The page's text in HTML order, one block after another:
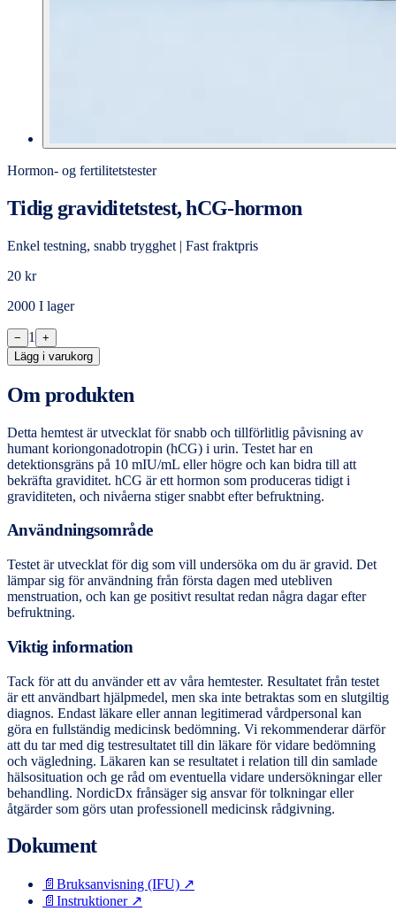
Hormon- og fertilitetstester
Tidig graviditetstest, hCG-hormon
Enkel testning, snabb trygghet | Fast fraktpris
20 kr
2000 I lager
− 1
+
Lägg i varukorg
Om produkten
Detta hemtest är utvecklat för snabb och tillförlitlig påvisning av
humant koriongonadotropin (hCG) i urin. Testet har en
detektionsgräns på 10 mIU/mL eller högre och kan bidra till att
bekräfta graviditet. hCG är ett hormon som produceras tidigt i
graviditeten, och nivåerna stiger snabbt efter befruktning.
Användningsområde
Testet är utvecklat för dig som vill undersöka om du är gravid. Det
lämpar sig för användning från första dagen med utebliven
menstruation, och kan ge positivt resultat redan några dagar efter
befruktning.
Viktig information
Tack för att du använder ett av våra hemtester. Resultatet från testet
är ett användbart hjälpmedel, men ska inte betraktas som en slutgiltig
diagnos. Endast läkare eller annan legitimerad vårdpersonal kan
göra en fullständig medicinsk bedömning. Vi rekommenderar därför
att du tar med dig testresultatet till din läkare för vidare bedömning
och vägledning. Läkaren kan se resultatet i relation till din samlade
hälsosituation och ge råd om eventuella vidare undersökningar eller
behandling. NordicDx frånsäger sig ansvar för tolkningar eller
åtgärder som görs utan professionell medicinsk rådgivning.
Dokument
📄 Bruksanvisning (IFU) ↗
📄 Instruktioner↗